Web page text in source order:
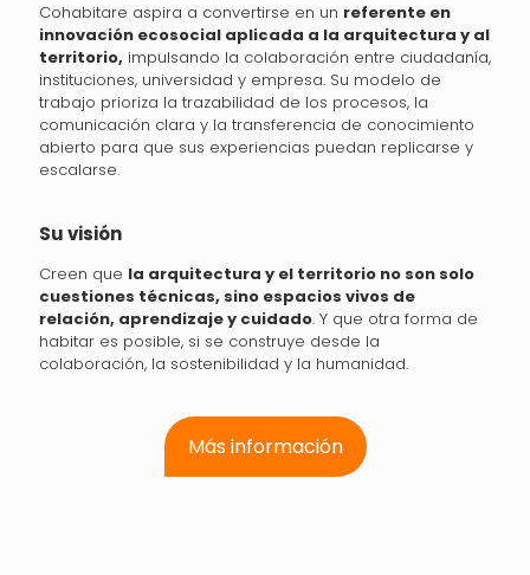
Cohabitare aspira a convertirse en un referente en
innovación ecosocial aplicada a la arquitectura y al
territorio, impulsando la colaboración entre ciudadanía,
instituciones, universidad y empresa. Su modelo de
trabajo prioriza la trazabilidad de los procesos, la
comunicación clara y la transferencia de conocimiento
abierto para que sus experiencias puedan replicarse y
escalarse.
Su visión
Creen que la arquitectura y el territorio no son solo
cuestiones técnicas, sino espacios vivos de
relación, aprendizaje y cuidado. Y que otra forma de
habitar es posible, si se construye desde la
colaboración, la sostenibilidad y la humanidad.
Más información